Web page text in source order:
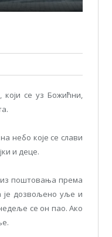
који се уз Божићни,
небо које се слави
и деце.
из поштовања према
је дозвољено уље и
се он пао. Ако